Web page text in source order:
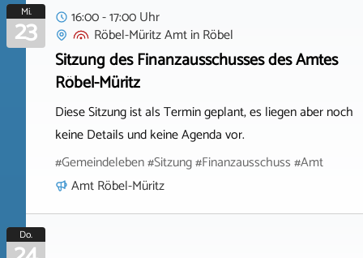
Mi.
23
16:00 - 17:00 Uhr
Röbel-Müritz AmtinRöbel
Sitzung des Finanzausschusses des Amtes
Röbel-Müritz
Diese Sitzung ist als Termin geplant, es liegen aber noch
keine Details und keine Agenda vor.
#Gemeindeleben #Sitzung #Finanzausschuss #Amt
Amt Röbel-Müritz
Do.